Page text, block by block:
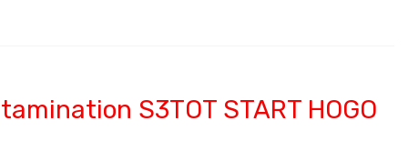
S3TOT START HOGO